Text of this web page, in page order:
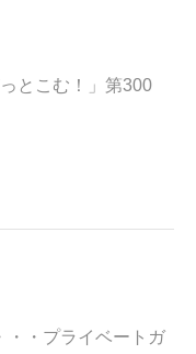
とこむ！」第300
・・プライベートガ